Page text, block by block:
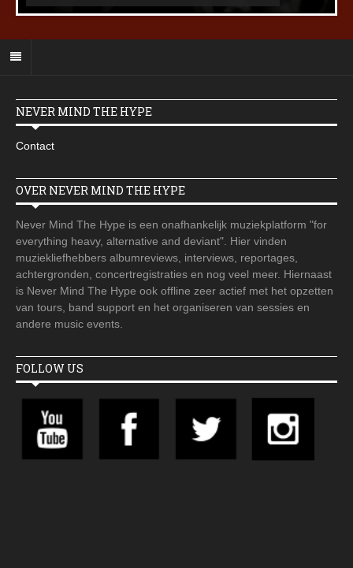
NEVER MIND THE HYPE
Contact
OVER NEVER MIND THE HYPE
Never Mind The Hype is een onafhankelijk muziekplatform "for
everything heavy, alternative and deviant". Hier vinden
muziekliefhebbers albumreviews, interviews, reportages,
achtergronden, concertregistraties en nog veel meer. Hiernaast
is Never Mind The Hype ook offline zeer actief met het opzetten
van tours, band support en het organiseren van sessies en
andere music events.
FOLLOW US